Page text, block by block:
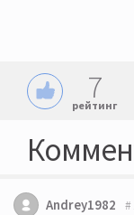
7
рейтинг
Andrey1982